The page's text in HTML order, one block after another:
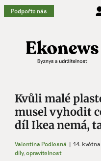
Přeskočit
na
Podpořte nás
Kvůli malé
musel vyhodit
díl Ikea nemá,
Valentina Podlesná | 14.
díly, opravitelnost